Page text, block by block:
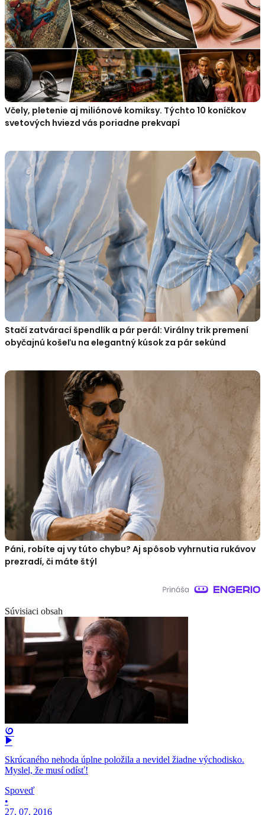
Včely, pletenie aj miliónové komiksy. Týchto 10 koníčkov
svetových hviezd vás poriadne prekvapí
Stačí zatvárací špendlík a pár perál: Virálny trik premení
obyčajnú košeľu na elegantný kúsok za pár sekúnd
Páni, robíte aj vy túto chybu? Aj spôsob vyhrnutia rukávov
prezradí, či máte štýl
Súvisiaci obsah
Skrúcaného nehoda úplne položila a nevidel žiadne východisko.
Myslel, že musí odísť!
Spoveď
•
27. 07. 2016